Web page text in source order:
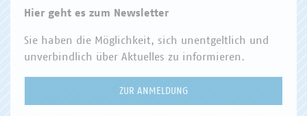
Hier geht es zum Newsletter
Sie haben die Möglichkeit, sich unentgeltlich und
unverbindlich über Aktuelles zu informieren.
ZUR ANMELDUNG